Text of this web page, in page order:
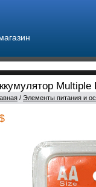
Multiple
/ Элементы питания и